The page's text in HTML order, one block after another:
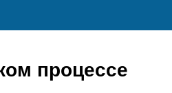
процессе